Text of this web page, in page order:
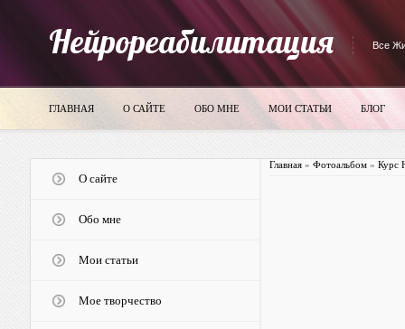
Нейрореабилитация Все
ГЛАВНАЯ О САЙТЕ ОБО МНЕ МОИ СТАТЬИ БЛОГ
О сайте
Обо мне
Мои статьи
Мое творчество
Главная» Фотоальбом» Курс